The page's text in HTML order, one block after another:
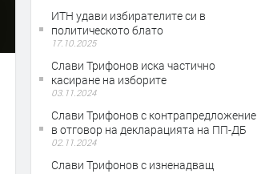
ИТН удави избирателите си в
политическото блато
17.10.2025
Слави Трифонов иска частично
касиране на изборите
03.11.2024
Слави Трифонов с контрапредложение
в отговор на декларацията на ПП-ДБ
02.11.2024
Слави Трифонов с изненадващ